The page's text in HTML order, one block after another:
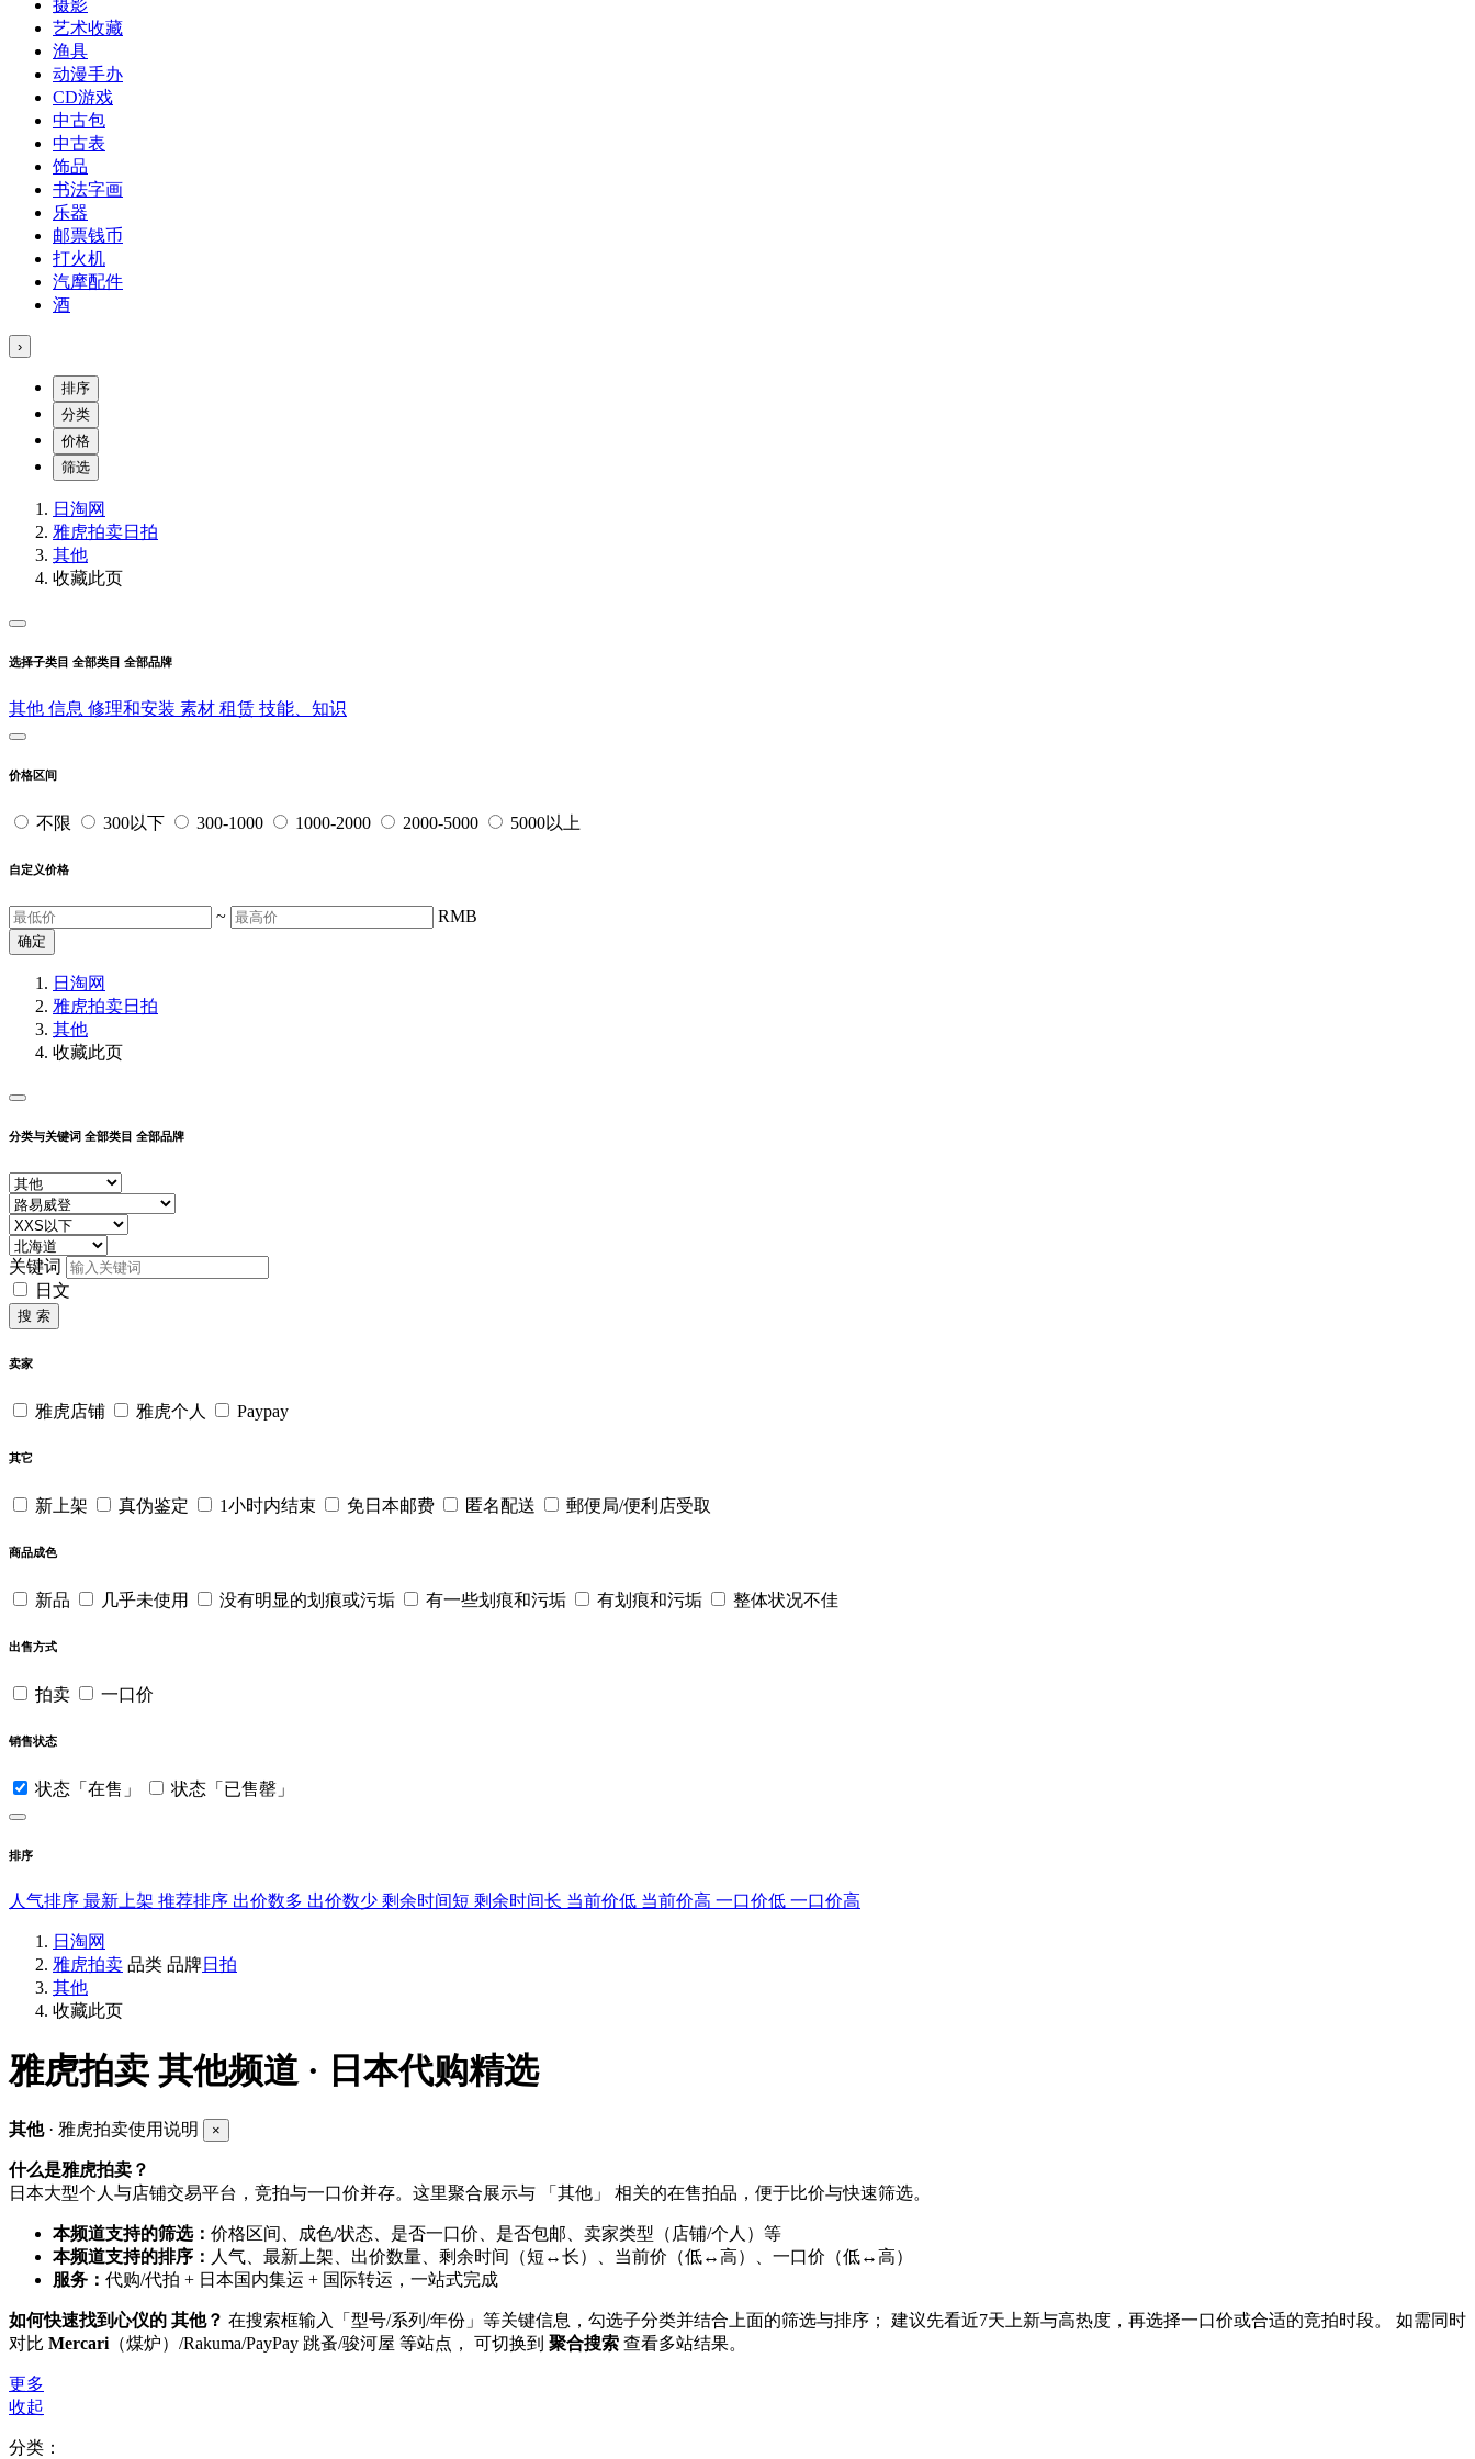
摄影
艺术收藏
渔具
动漫手办
CD游戏
中古包
中古表
饰品
书法字画
乐器
邮票钱币
打火机
汽摩配件
酒
›
排序
分类
价格
筛选
日淘网
雅虎拍卖日拍
其他
收藏此页
选择子类目 全部类目 全部品牌
其他 信息 修理和安装 素材 租赁 技能、知识
价格区间
不限 300以下 300-1000 1000-2000 2000-5000 5000以上
自定义价格
~ RMB
确定
日淘网
雅虎拍卖日拍
其他
收藏此页
分类与关键词 全部类目 全部品牌
关键词
日文
搜 索
卖家
雅虎店铺 雅虎个人 Paypay
其它
新上架 真伪鉴定 1小时内结束 免日本邮费 匿名配送 郵便局/便利店受取
商品成色
新品 几乎未使用 没有明显的划痕或污垢 有一些划痕和污垢 有划痕和污垢 整体状况不佳
出售方式
拍卖 一口价
销售状态
状态「在售」 状态「已售罄」
排序
人气排序 最新上架 推荐排序 出价数多 出价数少 剩余时间短 剩余时间长 当前价低 当前价高 一口价低 一口价高
日淘网
雅虎拍卖 品类 品牌日拍
其他
收藏此页
雅虎拍卖 其他频道 · 日本代购精选
其他· 雅虎拍卖使用说明 ×
什么是雅虎拍卖？
日本大型个人与店铺交易平台，竞拍与一口价并存。这里聚合展示与 「其他」 相关的在售拍品，便于比价与快速筛选。
本频道支持的筛选： 价格区间、成色/状态、是否一口价、是否包邮、卖家类型（店铺/个人）等
本频道支持的排序： 人气、最新上架、出价数量、剩余时间（短↔长）、当前价（低↔高）、一口价（低↔高）
服务： 代购/代拍 + 日本国内集运 + 国际转运，一站式完成
如何快速找到心仪的 其他？ 在搜索框输入「型号/系列/年份」等关键信息，勾选子分类并结合上面的筛选与排序； 建议先看近7天上新与高热度，再选择一口价或合适的竞拍时段。 如需同时
对比 Mercari （煤炉）/Rakuma/PayPay 跳蚤/骏河屋 等站点， 可切换到 聚合搜索 查看多站结果。
更多
收起
分类：